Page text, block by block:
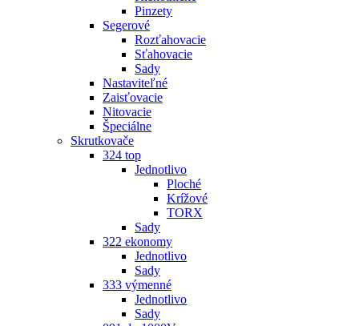
Pinzety
Segerové
Rozťahovacie
Sťahovacie
Sady
Nastaviteľné
Zaisťovacie
Nitovacie
Špeciálne
Skrutkovače
324 top
Jednotlivo
Ploché
Krížové
TORX
Sady
322 ekonomy
Jednotlivo
Sady
333 výmenné
Jednotlivo
Sady